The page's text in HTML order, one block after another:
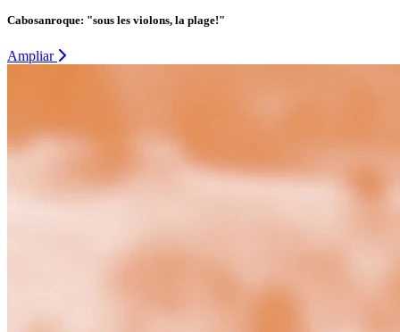
Cabosanroque: "sous les violons, la plage!"
Ampliar